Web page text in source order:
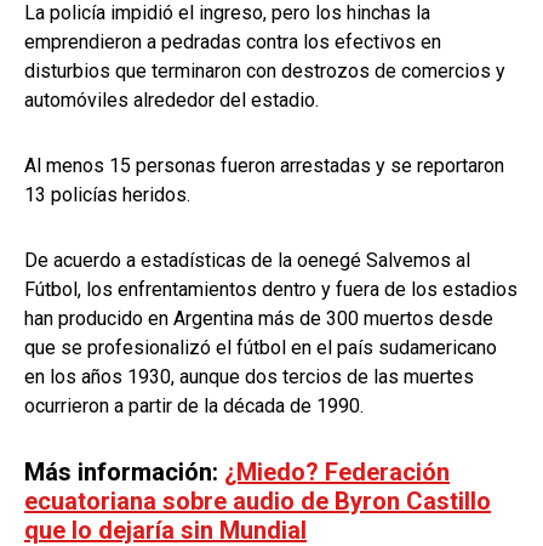
La policía impidió el ingreso, pero los hinchas la
emprendieron a pedradas contra los efectivos en
disturbios que terminaron con destrozos de comercios y
automóviles alrededor del estadio.
Al menos 15 personas fueron arrestadas y se reportaron
13 policías heridos.
De acuerdo a estadísticas de la oenegé Salvemos al
Fútbol, los enfrentamientos dentro y fuera de los estadios
han producido en Argentina más de 300 muertos desde
que se profesionalizó el fútbol en el país sudamericano
en los años 1930, aunque dos tercios de las muertes
ocurrieron a partir de la década de 1990.
Más información: ¿Miedo? Federación
ecuatoriana sobre audio de Byron Castillo
que lo dejaría sin Mundial